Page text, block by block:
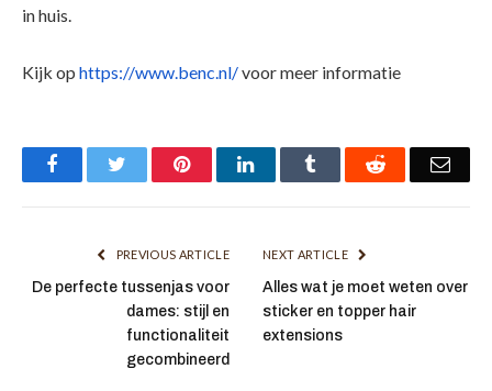
in huis.
Kijk op https://www.benc.nl/voor meer informatie
FacebookTwitter PinterestLinkedIn Tumblr Reddit
PREVIOUS ARTICLE
De perfecte tussenjas voor
dames: stijl en
functionaliteit
gecombineerd
NEXT ARTICLE
Alles wat je moet weten over
sticker en topper hair
extensions